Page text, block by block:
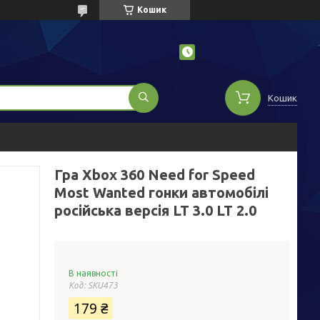
Кошик
Кошик
Гра Xbox 360 Need for Speed
Most Wanted гонки автомобілі
російська версія LT 3.0 LT 2.0
В наявності
Код: SKU473
179 ₴